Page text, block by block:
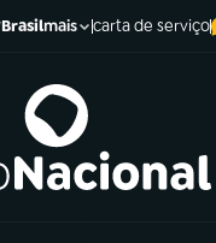
Brasilmais carta de serviço